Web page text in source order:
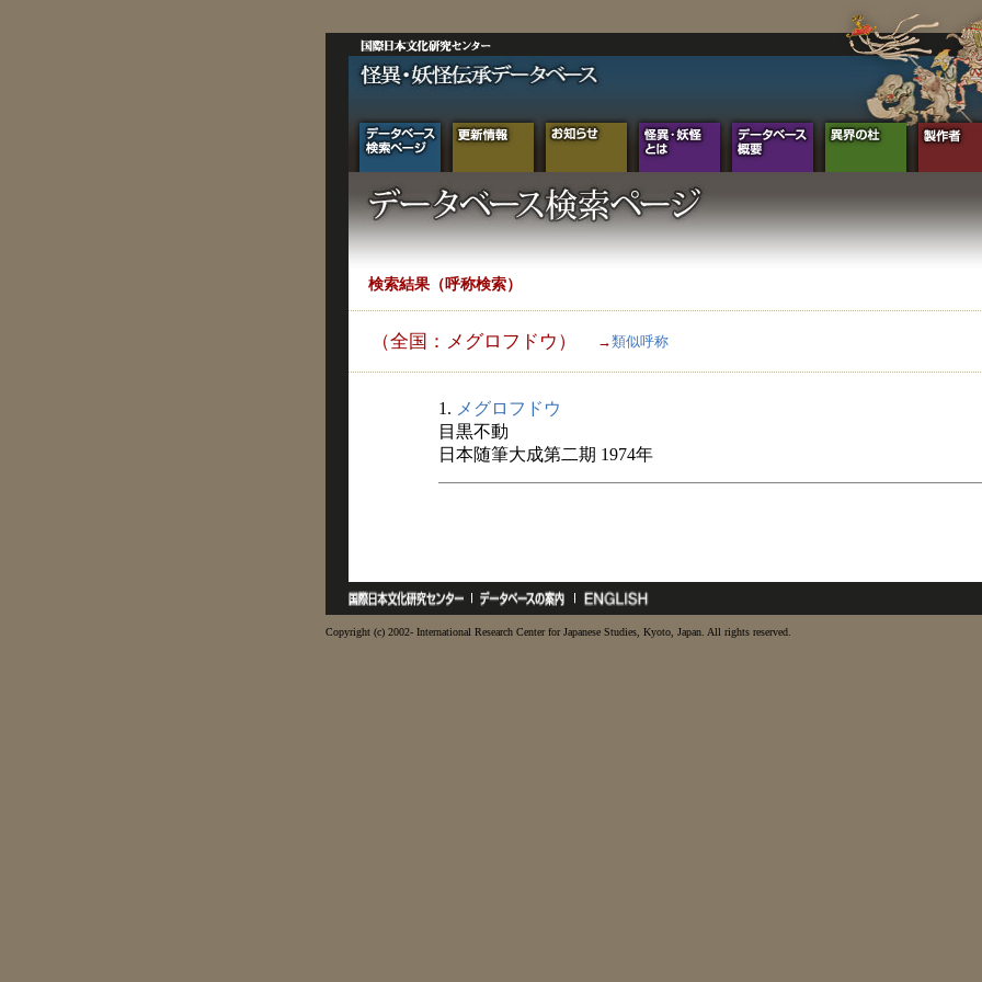
検索結果（呼称検索）
（全国：メグロフドウ） →類似呼称
1. メグロフドウ
目黒不動
日本随筆大成第二期 1974年
Copyright (c) 2002- International Research Center for Japanese Studies, Kyoto, Japan. All rights reserved.